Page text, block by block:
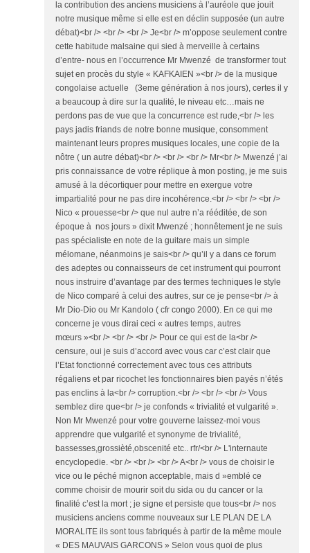
la contribution des anciens musiciens à l’auréole que jouit
notre musique même si elle est en déclin supposée (un autre
débat)<br /> <br /> <br /> Je<br /> m’oppose seulement contre
cette habitude malsaine qui sied à merveille à certains
d’entre- nous en l’occurrence Mr Mwenzé de transformer tout
sujet en procès du style « KAFKAIEN »<br /> de la musique
congolaise actuelle (3eme génération à nos jours), certes il y
a beaucoup à dire sur la qualité, le niveau etc…mais ne
perdons pas de vue que la concurrence est rude,<br /> les
pays jadis friands de notre bonne musique, consomment
maintenant leurs propres musiques locales, une copie de la
nôtre ( un autre débat)<br /> <br /> <br /> Mr<br /> Mwenzé j’ai
pris connaissance de votre réplique à mon posting, je me suis
amusé à la décortiquer pour mettre en exergue votre
impartialité pour ne pas dire incohérence.<br /> <br /> <br />
Nico « prouesse<br /> que nul autre n’a rééditée, de son
époque à nos jours » dixit Mwenzé ; honnêtement je ne suis
pas spécialiste en note de la guitare mais un simple
mélomane, néanmoins je sais<br /> qu’il y a dans ce forum
des adeptes ou connaisseurs de cet instrument qui pourront
nous instruire d’avantage par des termes techniques le style
de Nico comparé à celui des autres, sur ce je pense<br /> à
Mr Dio-Dio ou Mr Kandolo ( cfr congo 2000). En ce qui me
concerne je vous dirai ceci « autres temps, autres
mœurs »<br /> <br /> <br /> Pour ce qui est de la<br />
censure, oui je suis d’accord avec vous car c’est clair que
l’Etat fonctionné correctement avec tous ces attributs
régaliens et par ricochet les fonctionnaires bien payés n’étés
pas enclins à la<br /> corruption.<br /> <br /> <br /> Vous
semblez dire que<br /> je confonds « trivialité et vulgarité ».
Non Mr Mwenzé pour votre gouverne laissez-moi vous
apprendre que vulgarité et synonyme de trivialité,
bassesses,grossièté,obscenité etc.. rfr/<br /> L'internaute
encyclopedie. <br /> <br /> <br /> A<br /> vous de choisir le
vice ou le péché mignon acceptable, mais d »emblé ce
comme choisir de mourir soit du sida ou du cancer or la
finalité c’est la mort ; je signe et persiste que tous<br /> nos
musiciens anciens comme nouveaux sur LE PLAN DE LA
MORALITE ils sont tous fabriqués à partir de la même moule
« DES MAUVAIS GARCONS » Selon vous quoi de plus